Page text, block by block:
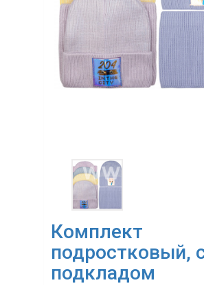
Комплект
подростковый,
подкладом